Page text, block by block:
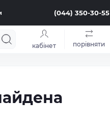
(044) 350-30-55
кабінет порівняти